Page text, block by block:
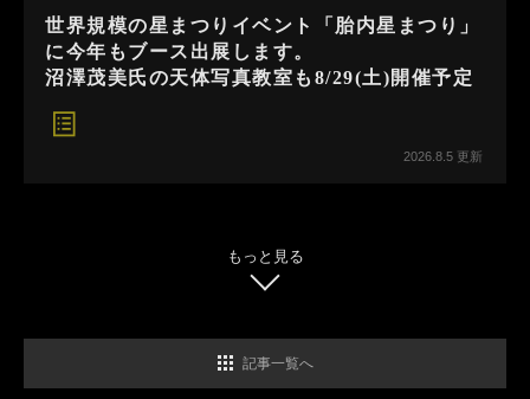
世界規模の星まつりイベント「胎内星まつり」
に今年もブース出展します。
沼澤茂美氏の天体写真教室も8/29(土)開催予定
2026.8.5 更新
もっと見る
記事一覧へ